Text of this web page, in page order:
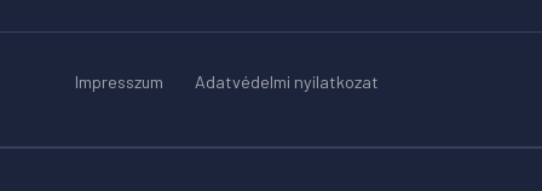
Impresszum Adatvédelmi nyilatkozat